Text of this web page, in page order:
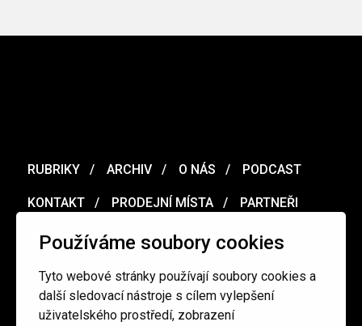
Používáme soubory cookies
Tyto webové stránky používají soubory cookies a
další sledovací nástroje s cílem vylepšení
uživatelského prostředí, zobrazení
RUBRIKY ARCHIV O NÁS PODCAST
KONTAKT PRODEJNÍ MÍSTA PARTNEŘI
MERCH VOUCHER
Ochrana osobních údajů / Obchodní podmínky